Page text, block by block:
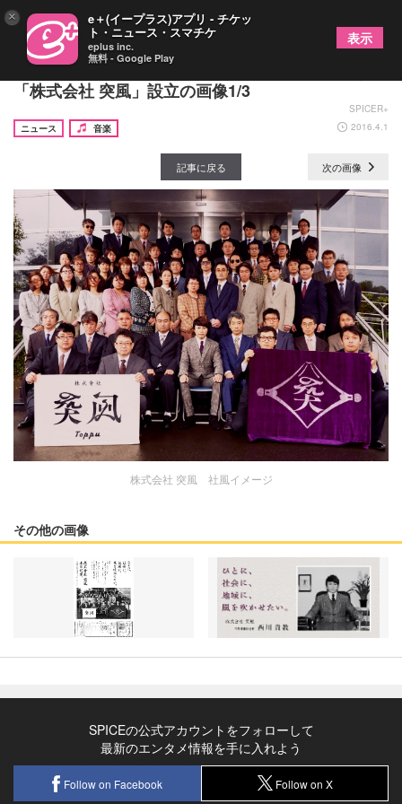
T.M.Revolution西川貴教がビジネスで革命起こす
「株式会社 突風」設立の画像1/3
SPICER+
ニュース
音楽 2016.4.1
記事に戻る 次の画像
株式会社 突風 社風イメージ
その他の画像
SPICEの公式アカウントをフォローして
最新のエンタメ情報を手に入れよう
Follow on Facebook Follow on X
× e＋(イープラス)アプリ - チケッ
ト・ニュース・スマチケ
eplus inc.
無料 - Google Play
表示